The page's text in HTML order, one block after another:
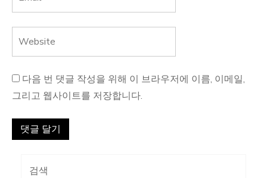
다음 번 댓글 작성을 위해 이 브라우저에 이름, 이메일,
그리고 웹사이트를 저장합니다.
검색